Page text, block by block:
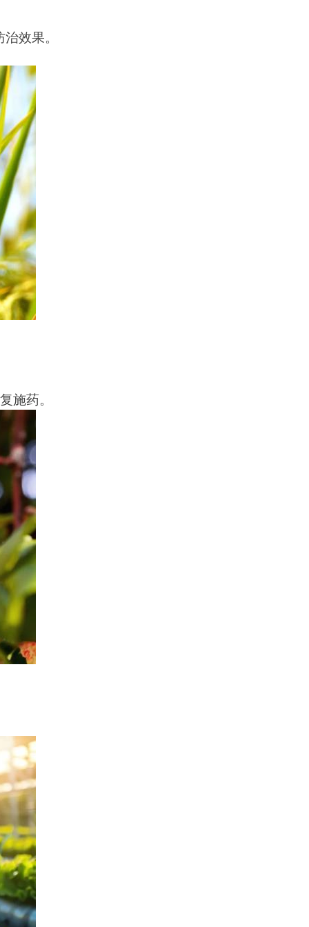
效果。
施药。